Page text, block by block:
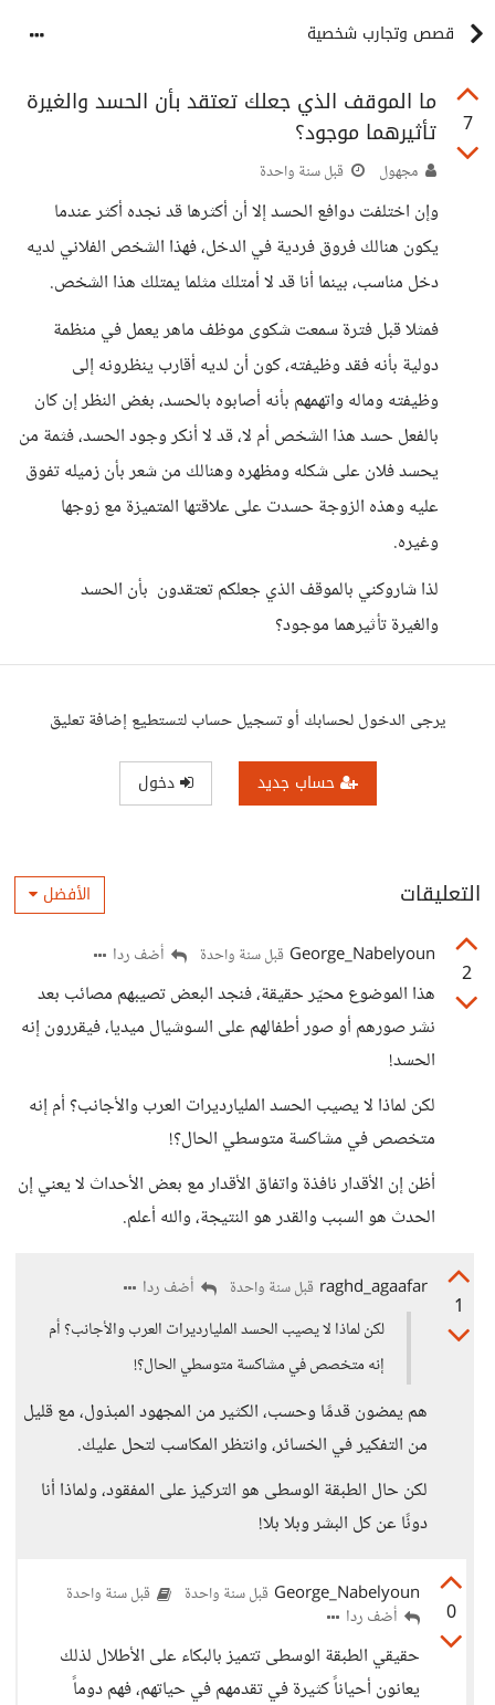
قصص وتجارب شخصية
7
ما الموقف الذي جعلك تعتقد بأن الحسد والغيرة
تأثيرهما موجود؟
مجهول قبل سنة واحدة
وإن اختلفت دوافع الحسد إلا أن أكثرها قد نجده أكثر عندما
يكون هنالك فروق فردية في الدخل، فهذا الشخص الفلاني لديه
دخل مناسب، بينما أنا قد لا أمتلك مثلما يمتلك هذا الشخص.
فمثلا قبل فترة سمعت شكوى موظف ماهر يعمل في منظمة
دولية بأنه فقد وظيفته، كون أن لديه أقارب ينظرونه إلى
وظيفته وماله واتهمهم بأنه أصابوه بالحسد، بغض النظر إن كان
بالفعل حسد هذا الشخص أم لا، قد لا أنكر وجود الحسد، فثمة من
يحسد فلان على شكله ومظهره وهنالك من شعر بأن زميله تفوق
عليه وهذه الزوجة حسدت على علاقتها المتميزة مع زوجها
وغيره.
لذا شاروكني بالموقف الذي جعلكم تعتقدون بأن الحسد
والغيرة تأثيرهما موجود؟
يرجى الدخول لحسابك أو تسجيل حساب لتستطيع إضافة تعليق
حساب جديد دخول
التعليقات الأفضل
2
George_Nabelyoun قبل سنة واحدة أضف ردا
هذا الموضوع محيّر حقيقة، فنجد البعض تصيبهم مصائب بعد
نشر صورهم أو صور أطفالهم على السوشيال ميديا، فيقررون إنه
الحسد!
لكن لماذا لا يصيب الحسد المليارديرات العرب والأجانب؟ أم إنه
متخصص في مشاكسة متوسطي الحال؟!
أظن إن الأقدار نافذة واتفاق الأقدار مع بعض الأحداث لا يعني إن
الحدث هو السبب والقدر هو النتيجة، والله أعلم.
1
raghd_agaafar قبل سنة واحدة
أضف ردا
لكن لماذا لا يصيب الحسد المليارديرات العرب والأجانب؟ أم
إنه متخصص في مشاكسة متوسطي الحال؟!
هم يمضون قدمًا وحسب، الكثير من المجهود المبذول، مع قليل
من التفكير في الخسائر، وانتظر المكاسب لتحل عليك.
لكن حال الطبقة الوسطى هو التركيز على المفقود، ولماذا أنا
دونًا عن كل البشر وبلا بلا!
0
George_Nabelyoun قبل سنة واحدة قبل سنة واحدة
أضف ردا
حقيقي الطبقة الوسطى تتميز بالبكاء على الأطلال لذلك
يعانون أحياناً كثيرة في تقدمهم في حياتهم، فهم دوماً